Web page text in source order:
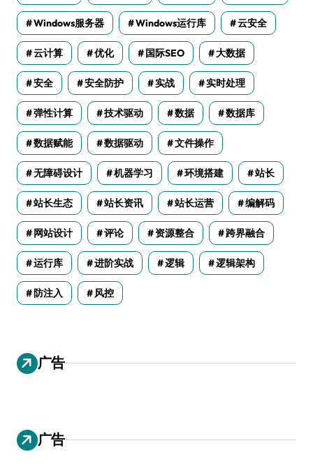
Windows服务器 Windows运行库 云安全
云计算 优化 国际SEO 大数据
安全 安全防护 实战 实时处理
弹性计算 技术驱动 数据 数据库
数据赋能 数据驱动 文件操作
无障碍设计 机器学习 环境搭建 站长
站长生态 站长资讯 站长运营 编解码
网站设计 评论 资源整合 跨界融合
运行库 进阶实战 逻辑 逻辑架构
防注入 风控
广告
广告